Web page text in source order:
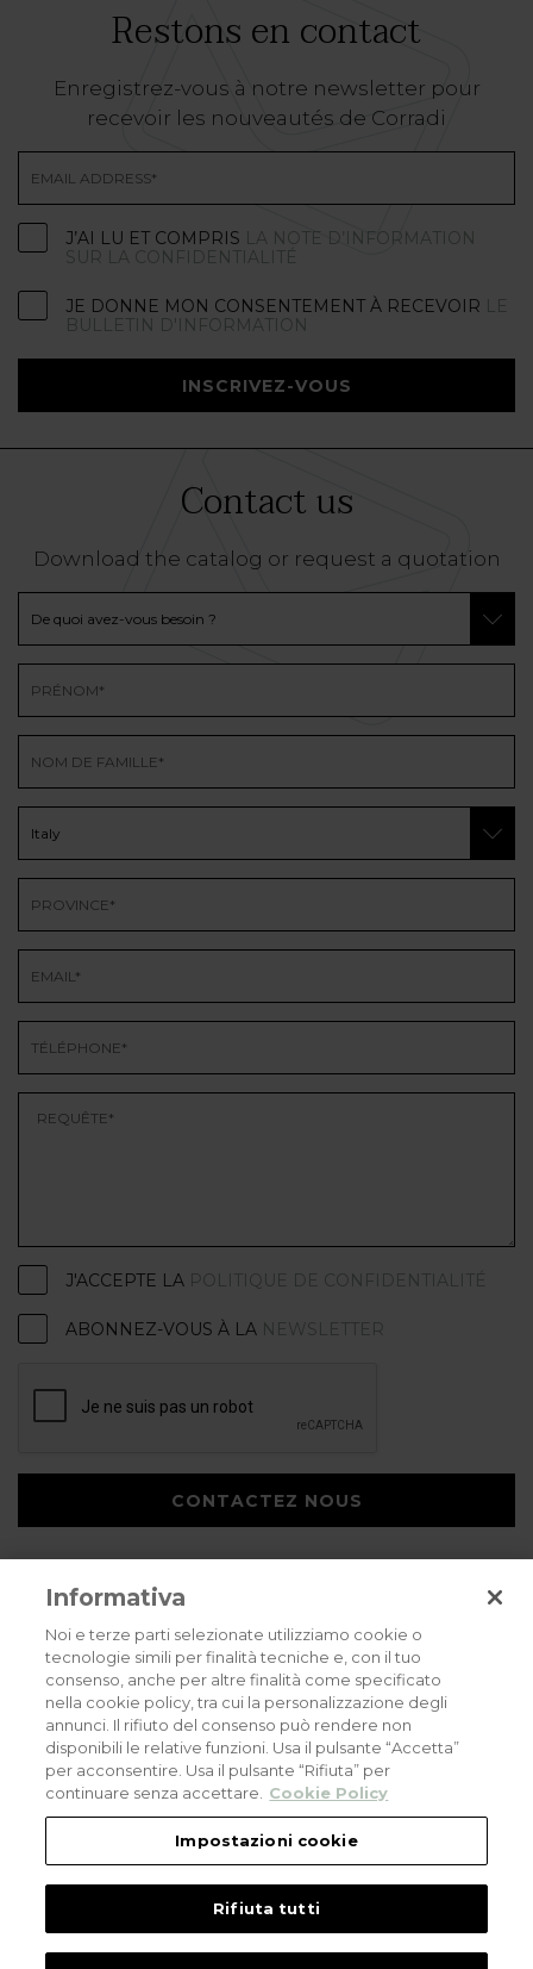
Restons en contact
Enregistrez-vous à notre newsletter pour
recevoir les nouveautés de Corradi
J’AI LU ET COMPRIS LA NOTE D’INFORMATION
SUR LA CONFIDENTIALITÉ
JE DONNE MON CONSENTEMENT À RECEVOIR LE
BULLETIN D'INFORMATION
INSCRIVEZ-VOUS
Contact us
Download the catalog or request a quotation
J'ACCEPTE LA POLITIQUE DE CONFIDENTIALITÉ
ABONNEZ-VOUS À LA NEWSLETTER
CONTACTEZ NOUS
Privacy policy Cookies policy Careers
© 2026 all rights reserved - Corradi Srl - Via M. Serenari 20 - 40013 Castel
Maggiore (BO) T +39 051 4188411
Codice Fiscale - Partita Iva e Registro Imprese di Bologna: 03464321201. REA BO
- 521198. Capitale Sociale: euro 11.500.000,00
An eLogic Digital Company Project Powered by Xperience
Informativa
Noi e terze parti selezionate utilizziamo cookie o
tecnologie simili per finalità tecniche e, con il tuo
consenso, anche per altre finalità come specificato
nella cookie policy, tra cui la personalizzazione degli
annunci. Il rifiuto del consenso può rendere non
disponibili le relative funzioni. Usa il pulsante “Accetta”
per acconsentire. Usa il pulsante “Rifiuta” per
continuare senza accettare.
Cookie Policy
Impostazioni cookie
Rifiuta tutti